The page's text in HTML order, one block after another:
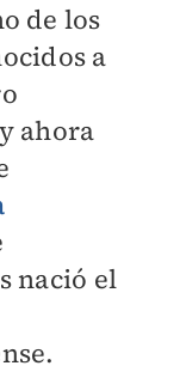
de los
a
ahora
nació el